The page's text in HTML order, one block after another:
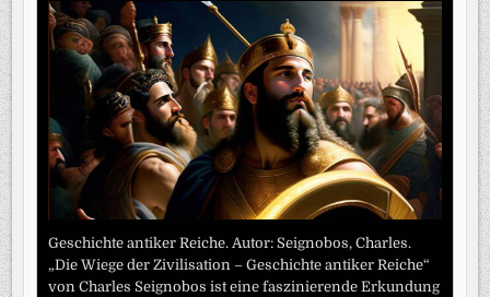
Geschichte antiker Reiche. Autor: Seignobos, Charles.
„Die Wiege der Zivilisation – Geschichte antiker Reiche“
von Charles Seignobos ist eine faszinierende Erkundung